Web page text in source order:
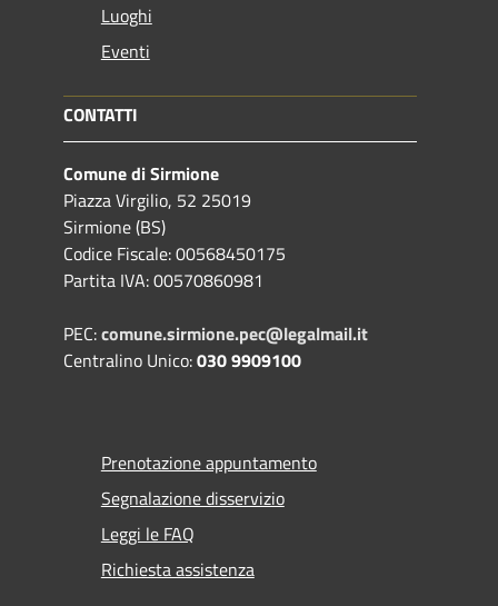
Luoghi
Eventi
CONTATTI
Comune di Sirmione
Piazza Virgilio, 52 25019
Sirmione (BS)
Codice Fiscale: 00568450175
Partita IVA: 00570860981
PEC:comune.sirmione.pec@legalmail.it
Centralino Unico:030 9909100
Prenotazione appuntamento
Segnalazione disservizio
Leggi le FAQ
Richiesta assistenza